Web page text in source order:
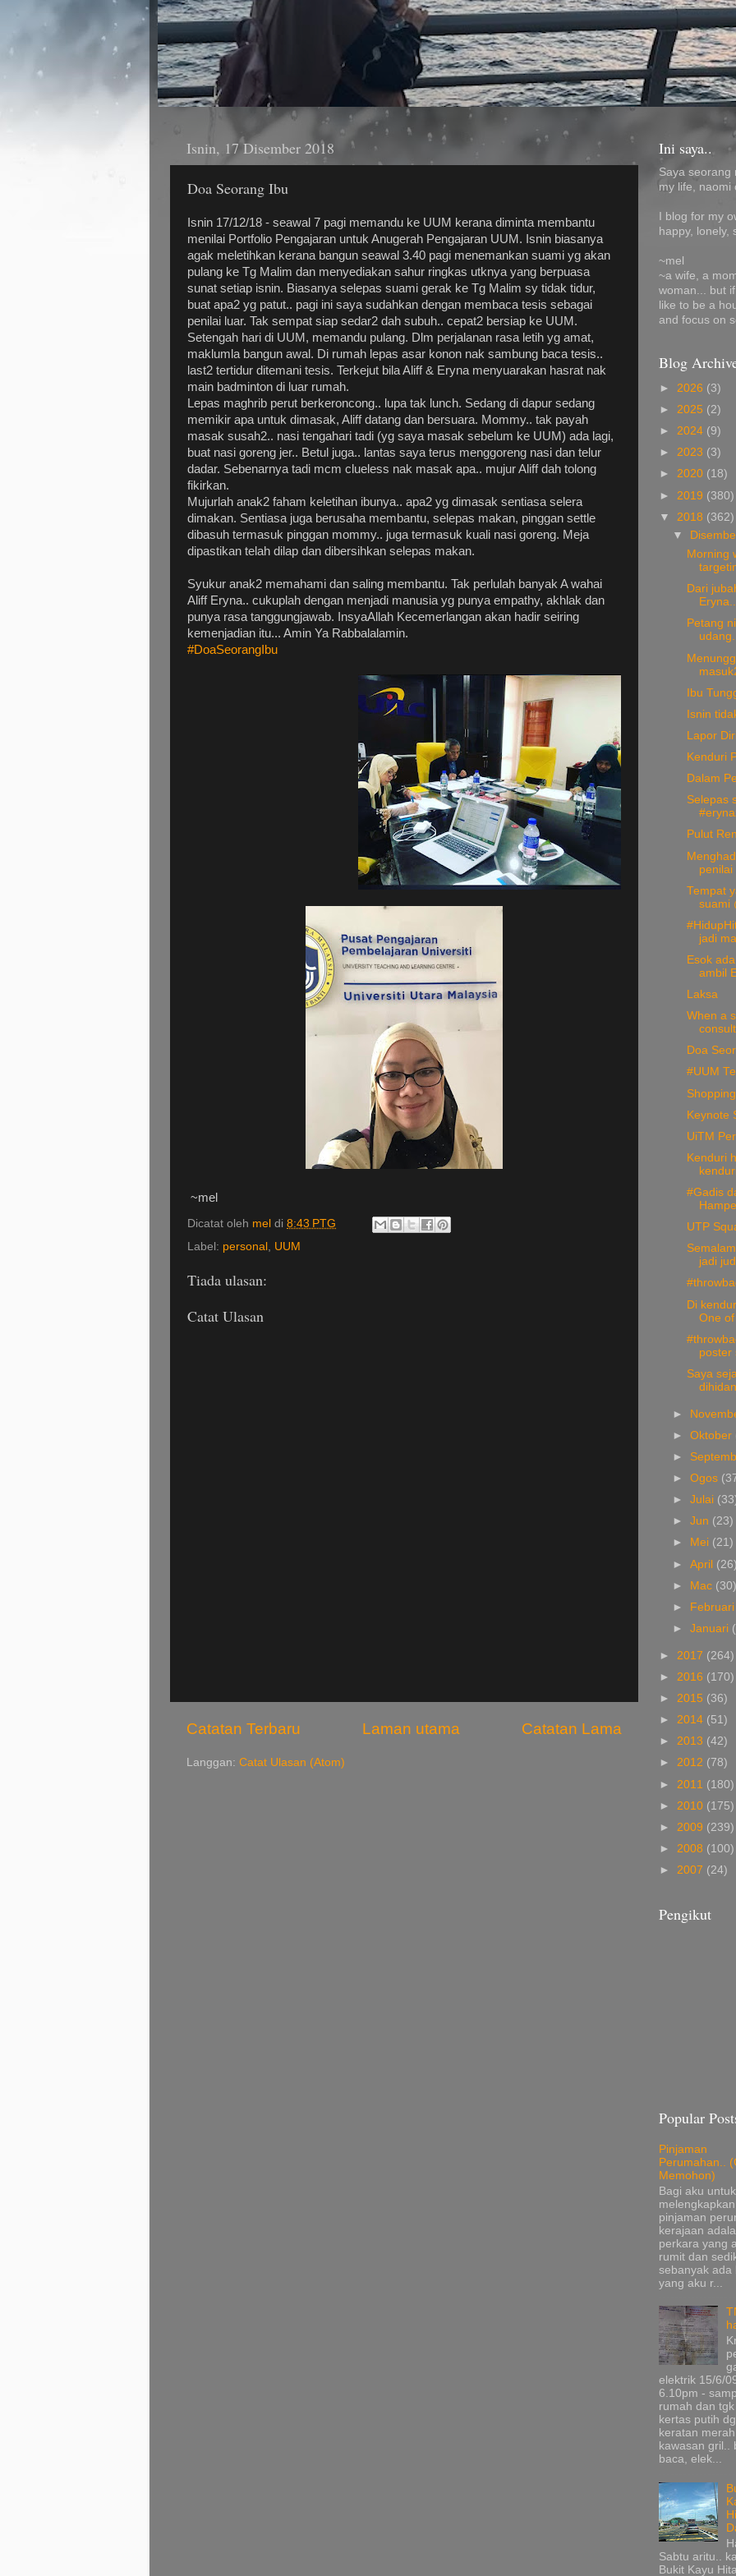
Isnin, 17 Disember 2018
Doa Seorang Ibu
Isnin 17/12/18 - seawal 7 pagi memandu ke UUM kerana diminta membantu
menilai Portfolio Pengajaran untuk Anugerah Pengajaran UUM. Isnin biasanya
agak meletihkan kerana bangun seawal 3.40 pagi menemankan suami yg akan
pulang ke Tg Malim dan menyediakan sahur ringkas utknya yang berpuasa
sunat setiap isnin. Biasanya selepas suami gerak ke Tg Malim sy tidak tidur,
buat apa2 yg patut.. pagi ini saya sudahkan dengan membaca tesis sebagai
penilai luar. Tak sempat siap sedar2 dah subuh.. cepat2 bersiap ke UUM.
Setengah hari di UUM, memandu pulang. Dlm perjalanan rasa letih yg amat,
maklumla bangun awal. Di rumah lepas asar konon nak sambung baca tesis..
last2 tertidur ditemani tesis. Terkejut bila Aliff & Eryna menyuarakan hasrat nak
main badminton di luar rumah.
Lepas maghrib perut berkeroncong.. lupa tak lunch. Sedang di dapur sedang
memikir apa untuk dimasak, Aliff datang dan bersuara. Mommy.. tak payah
masak susah2.. nasi tengahari tadi (yg saya masak sebelum ke UUM) ada lagi,
buat nasi goreng jer.. Betul juga.. lantas saya terus menggoreng nasi dan telur
dadar. Sebenarnya tadi mcm clueless nak masak apa.. mujur Aliff dah tolong
fikirkan.
Mujurlah anak2 faham keletihan ibunya.. apa2 yg dimasak sentiasa selera
dimakan. Sentiasa juga berusaha membantu, selepas makan, pinggan settle
dibasuh termasuk pinggan mommy.. juga termasuk kuali nasi goreng. Meja
dipastikan telah dilap dan dibersihkan selepas makan.
Syukur anak2 memahami dan saling membantu. Tak perlulah banyak A wahai
Aliff Eryna.. cukuplah dengan menjadi manusia yg punya empathy, akhlak dan
punya rasa tanggungjawab. InsyaAllah Kecemerlangan akan hadir seiring
kemenjadian itu... Amin Ya Rabbalalamin.
#DoaSeorangIbu
~mel
Dicatat oleh mel di 8:43 PTG
Label: personal , UUM
Tiada ulasan:
Catat Ulasan
Catatan Terbaru Catatan Lama
Laman utama
Langgan: Catat Ulasan (Atom)
Ini saya..
Saya seorang
my life, naomi
I blog for my
happy, lonely,
~mel
~a wife, a
woman... but
like to be a
and focus on
Blog
► 2026 (3)
► 2025 (2)
► 2024 (9)
► 2023 (3)
► 2020 (18)
► 2019 (380)
▼ 2018 (362)
▼
Morning
Dari
Petang
Ibu
Isnin
Lapor
Kenduri
Dalam
Selepas
Pulut
penilai
Tempat
suami
jadi
Esok
ambil
Laksa
When a
Doa
#UUM
Keynote
UiTM
Kenduri
#Gadis
UTP
jadi
Di
One of
poster
Saya
►
►Oktober
►
►Ogos
►Julai
►Jun (23)
►
Mei (21)
►April (26)
► Mac (30)
►
Februari
►Januari
► 2017 (264)
► 2016 (170)
► 2015 (36)
► 2014 (51)
► 2013 (42)
► 2012 (78)
► 2011 (180)
► 2010 (175)
► 2009 (239)
► 2008 (100)
► 2007 (24)
Pengikut
Popular
Pinjaman
Perumahan..
Memohon)
Bagi aku untuk
pinjaman
kerajaan
perkara yang
rumit dan
sebanyak ada
yang aku r...
elektrik 15/6/
6.10pm -
rumah dan
kertas putih
keratan
kawasan gril..
baca, elek...
Sabtu aritu..
Bukit Kayu